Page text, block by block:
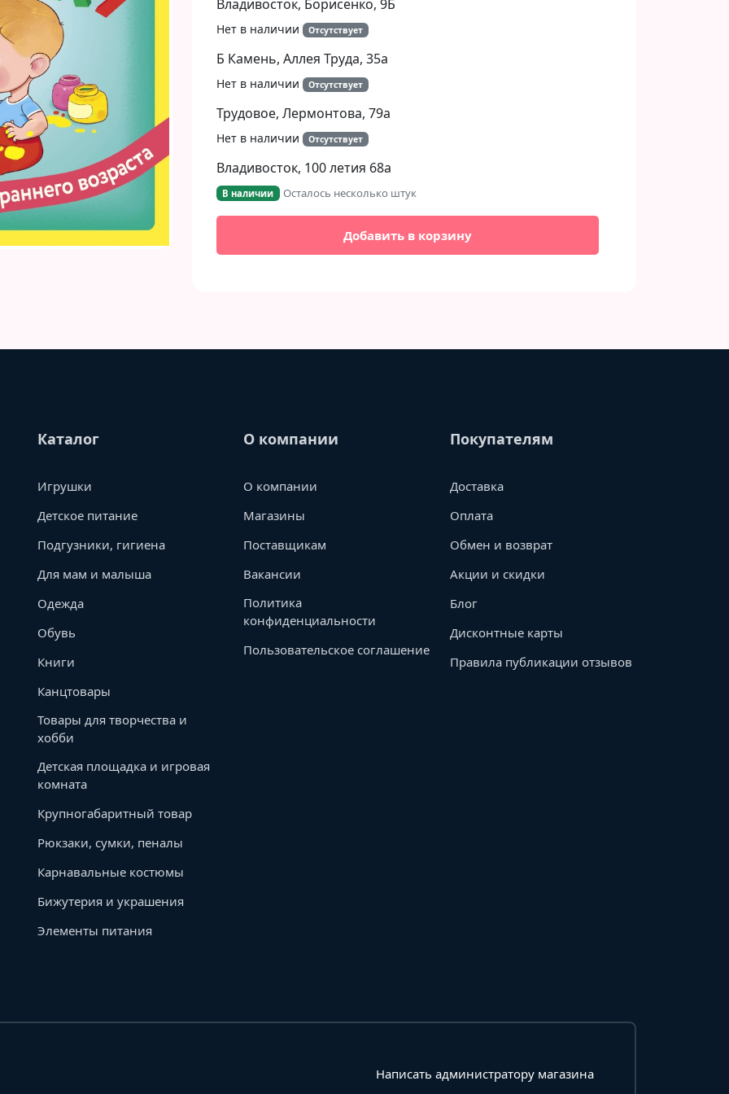
Владивосток, Борисенко, 9Б​
Нет в наличии Отсутствует
Б Камень, Аллея Труда, 35а
Нет в наличии Отсутствует
Трудовое, Лермонтова, 79а
Нет в наличии Отсутствует
Владивосток, 100 летия 68а
В наличии Осталось несколько штук
Добавить в корзину
Каталог
Игрушки
Детское питание
Подгузники, гигиена
Для мам и малыша
Одежда
Обувь
Книги
Канцтовары
Товары для творчества и
хобби
Детская площадка и игровая
комната
Крупногабаритный товар
Рюкзаки, сумки, пеналы
Карнавальные костюмы
Бижутерия и украшения
Элементы питания
О компании
О компании
Магазины
Поставщикам
Вакансии
Политика
конфиденциальности
Пользовательское соглашение
Покупателям
Доставка
Оплата
Обмен и возврат
Акции и скидки
Блог
Дисконтные карты
Правила публикации отзывов
Написать администратору магазина